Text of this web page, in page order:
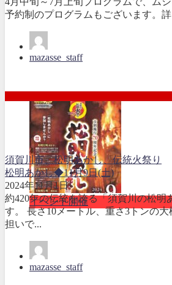
予約制のプログラムもございます。
mazasse_staff
イベント開催
須賀川市、松明あかし、伝統火祭り
松明あかし◆11月9日(土)
2024年11月1日
約420年の伝統を誇る「須賀川の松明
す。 長さ10メートル、重さ3トンの
担いで...
mazasse_staff